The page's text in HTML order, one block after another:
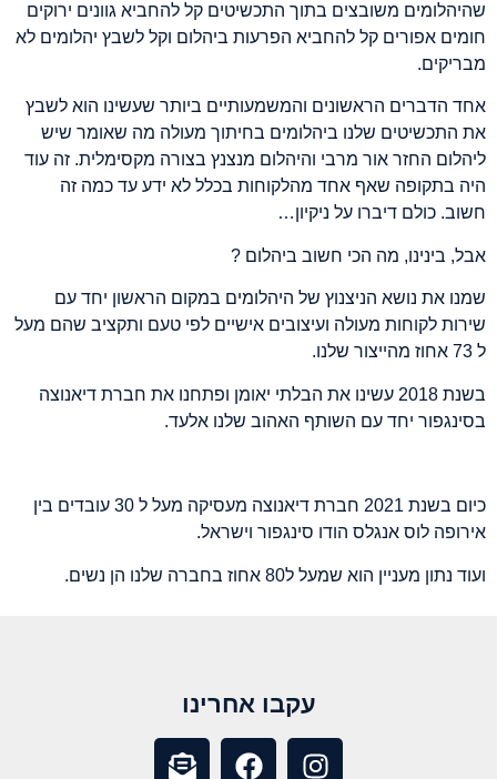
שהיהלומים משובצים בתוך התכשיטים קל להחביא גוונים ירוקים
חומים אפורים קל להחביא הפרעות ביהלום וקל לשבץ יהלומים לא
מבריקים.
אחד הדברים הראשונים והמשמעותיים ביותר שעשינו הוא לשבץ
את התכשיטים שלנו ביהלומים בחיתוך מעולה מה שאומר שיש
ליהלום החזר אור מרבי והיהלום מנצנץ בצורה מקסימלית. זה עוד
היה בתקופה שאף אחד מהלקוחות בכלל לא ידע עד כמה זה
חשוב. כולם דיברו על ניקיון…
אבל, בינינו, מה הכי חשוב ביהלום ?
שמנו את נושא הניצנוץ של היהלומים במקום הראשון יחד עם
שירות לקוחות מעולה ועיצובים אישיים לפי טעם ותקציב שהם מעל
ל 73 אחוז מהייצור שלנו.
בשנת 2018 עשינו את הבלתי יאומן ופתחנו את חברת דיאנוצה
בסינגפור יחד עם השותף האהוב שלנו אלעד.
כיום בשנת 2021 חברת דיאנוצה מעסיקה מעל ל 30 עובדים בין
אירופה לוס אנגלס הודו סינגפור וישראל.
ועוד נתון מעניין הוא שמעל ל80 אחוז בחברה שלנו הן נשים.
עקבו אחרינו